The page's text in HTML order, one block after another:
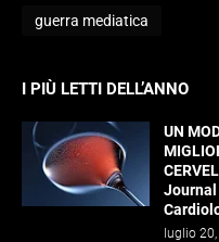
guerra mediatica
I PIÙ LETTI DELL’ANNO
UN
Journal
luglio